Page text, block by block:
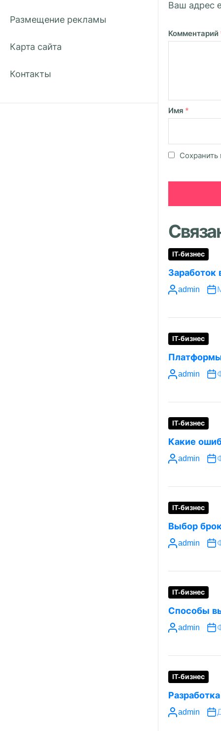
Размещение рекламы
Карта сайта
Контакты
Ваш адрес
Комментарий
Имя *
Сохранить
IT-бизнес
Заработок
admin
IT-бизнес
admin
IT-бизнес
Какие
admin
IT-бизнес
Выбор
admin
IT-бизнес
Способы
admin
IT-бизнес
admin